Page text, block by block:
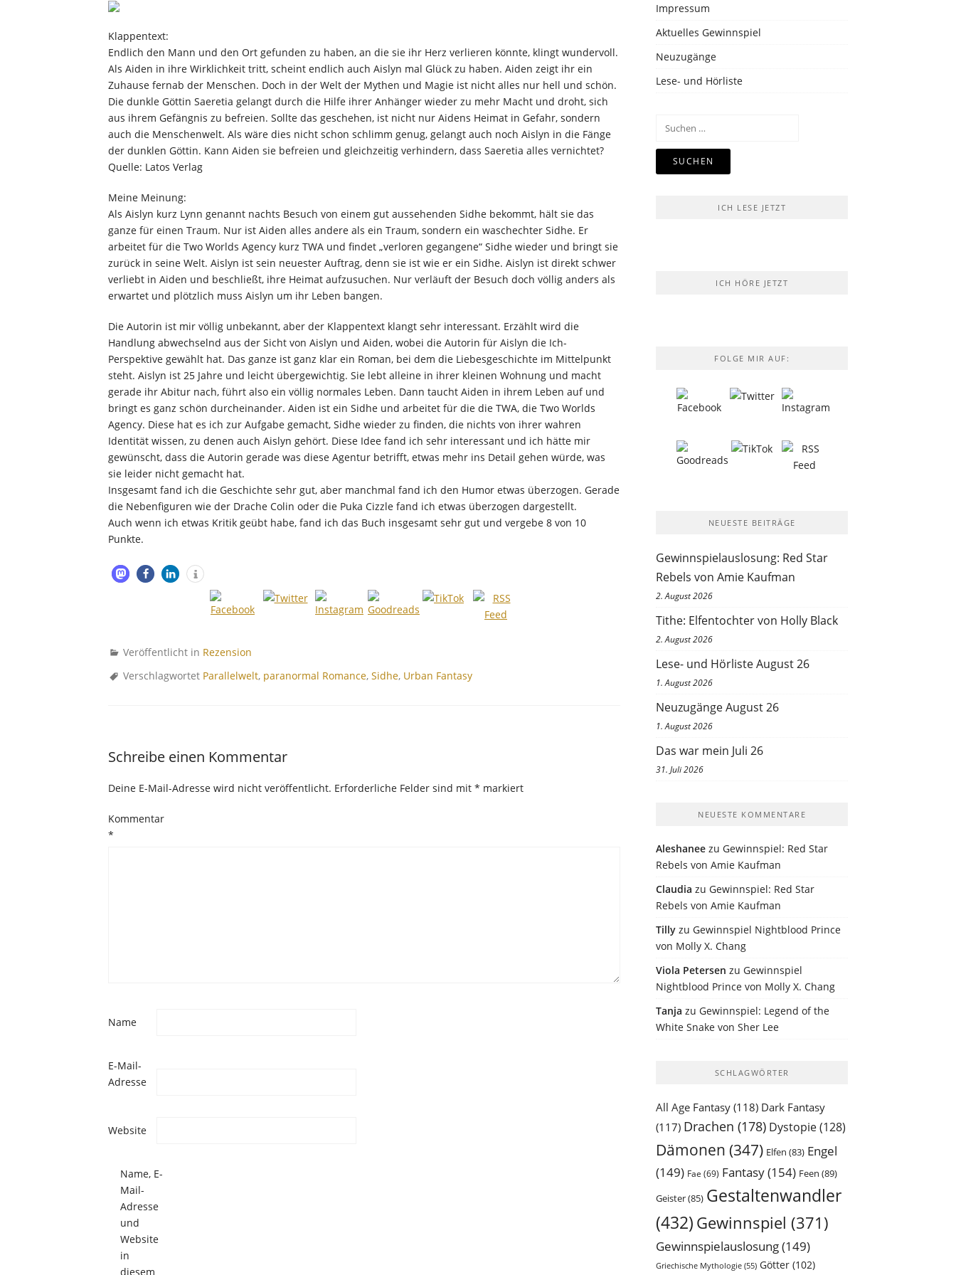
Klappentext:
Endlich den Mann und den Ort gefunden zu haben, an die sie ihr Herz verlieren könnte, klingt wundervoll.
Als Aiden in ihre Wirklichkeit tritt, scheint endlich auch Aislyn mal Glück zu haben. Aiden zeigt ihr ein
Zuhause fernab der Menschen. Doch in der Welt der Mythen und Magie ist nicht alles nur hell und schön.
Die dunkle Göttin Saeretia gelangt durch die Hilfe ihrer Anhänger wieder zu mehr Macht und droht, sich
aus ihrem Gefängnis zu befreien. Sollte das geschehen, ist nicht nur Aidens Heimat in Gefahr, sondern
auch die Menschenwelt. Als wäre dies nicht schon schlimm genug, gelangt auch noch Aislyn in die Fänge
der dunklen Göttin. Kann Aiden sie befreien und gleichzeitig verhindern, dass Saeretia alles vernichtet?
Quelle: Latos Verlag
Meine Meinung:
Als Aislyn kurz Lynn genannt nachts Besuch von einem gut aussehenden Sidhe bekommt, hält sie das
ganze für einen Traum. Nur ist Aiden alles andere als ein Traum, sondern ein waschechter Sidhe. Er
arbeitet für die Two Worlds Agency kurz TWA und findet „verloren gegangene“ Sidhe wieder und bringt sie
zurück in seine Welt. Aislyn ist sein neuester Auftrag, denn sie ist wie er ein Sidhe. Aislyn ist direkt schwer
verliebt in Aiden und beschließt, ihre Heimat aufzusuchen. Nur verläuft der Besuch doch völlig anders als
erwartet und plötzlich muss Aislyn um ihr Leben bangen.
Die Autorin ist mir völlig unbekannt, aber der Klappentext klangt sehr interessant. Erzählt wird die
Handlung abwechselnd aus der Sicht von Aislyn und Aiden, wobei die Autorin für Aislyn die Ich-
Perspektive gewählt hat. Das ganze ist ganz klar ein Roman, bei dem die Liebesgeschichte im Mittelpunkt
steht. Aislyn ist 25 Jahre und leicht übergewichtig. Sie lebt alleine in ihrer kleinen Wohnung und macht
gerade ihr Abitur nach, führt also ein völlig normales Leben. Dann taucht Aiden in ihrem Leben auf und
bringt es ganz schön durcheinander. Aiden ist ein Sidhe und arbeitet für die die TWA, die Two Worlds
Agency. Diese hat es ich zur Aufgabe gemacht, Sidhe wieder zu finden, die nichts von ihrer wahren
Identität wissen, zu denen auch Aislyn gehört. Diese Idee fand ich sehr interessant und ich hätte mir
gewünscht, dass die Autorin gerade was diese Agentur betrifft, etwas mehr ins Detail gehen würde, was
sie leider nicht gemacht hat.
Insgesamt fand ich die Geschichte sehr gut, aber manchmal fand ich den Humor etwas überzogen. Gerade
die Nebenfiguren wie der Drache Colin oder die Puka Cizzle fand ich etwas überzogen dargestellt.
Auch wenn ich etwas Kritik geübt habe, fand ich das Buch insgesamt sehr gut und vergebe 8 von 10
Punkte.
Veröffentlicht in Rezension
Verschlagwortet Parallelwelt, paranormal Romance, Sidhe, Urban Fantasy
Schreibe einen Kommentar
Deine E-Mail-Adresse wird nicht veröffentlicht. Erforderliche Felder sind mit * markiert
Kommentar
*
Name
E-Mail-
Adresse
Website
Name, E-
Mail-
Adresse
und
Website
in
diesem
Impressum
Aktuelles Gewinnspiel
Neuzugänge
Lese- und Hörliste
Suchen
ICH LESE JETZT
ICH HÖRE JETZT
FOLGE MIR AUF:
NEUESTE BEITRÄGE
Gewinnspielauslosung: Red Star
Rebels von Amie Kaufman
2. August 2026
Tithe: Elfentochter von Holly Black
2. August 2026
Lese- und Hörliste August 26
1. August 2026
Neuzugänge August 26
1. August 2026
Das war mein Juli 26
31. Juli 2026
NEUESTE KOMMENTARE
Aleshanee zu Gewinnspiel: Red Star
Rebels von Amie Kaufman
Claudia zu Gewinnspiel: Red Star
Rebels von Amie Kaufman
Tilly zu Gewinnspiel Nightblood Prince
von Molly X. Chang
Viola Petersen zu Gewinnspiel
Nightblood Prince von Molly X. Chang
Tanja zu Gewinnspiel: Legend of the
White Snake von Sher Lee
SCHLAGWÖRTER
All Age Fantasy (118) Dark Fantasy
(117) Drachen (178) Dystopie(128)
Dämonen (347) Elfen (83) Engel
(149) Fae (69) Fantasy(154) Feen (89)
Geister(85) Gestaltenwandler
(432) Gewinnspiel (371)
Gewinnspielauslosung(149)
Griechische Mythologie (55) Götter (102)